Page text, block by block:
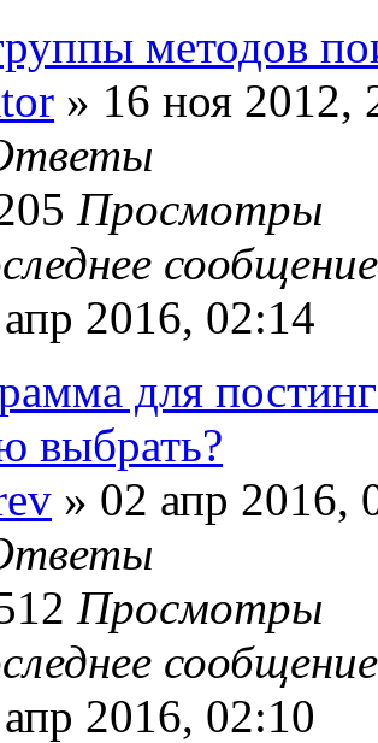
методов
» 16 ноя 2012,
Просмотры
2016, 02:14
для
выбрать?
» 02 апр 2016,
Просмотры
2016, 02:10